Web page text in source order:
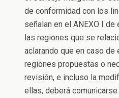
de conformidad con los
señalan en el ANEXO I
las regiones que se
aclarando que en caso
regiones propuestas o
revisión, e incluso la
ellas, deberá